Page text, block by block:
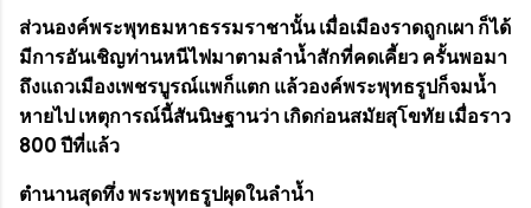
ส่วนองค์พระพุทธมหาธรรมราชานั้น เมื่อเมืองราดถูกเผา ก็ได้
มีการอันเชิญท่านหนีไฟมาตามลำน้ำสักที่คดเคี้ยว ครั้นพอมา
ถึงแถวเมืองเพชรบูรณ์แพก็แตก แล้วองค์พระพุทธรูปก็จมน้ำ
หายไป เหตุการณ์นี้สันนิษฐานว่า เกิดก่อนสมัยสุโขทัย เมื่อราว
800 ปีที่แล้ว
ตำนานสุดทึ่ง พระพุทธรูปผุดในลำน้ำ